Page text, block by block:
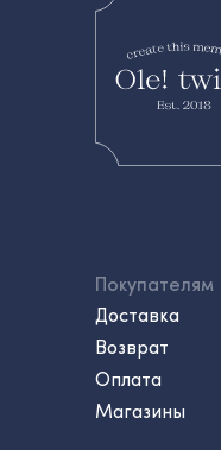
Покупателям
Доставка
Возврат
Оплата
Магазины